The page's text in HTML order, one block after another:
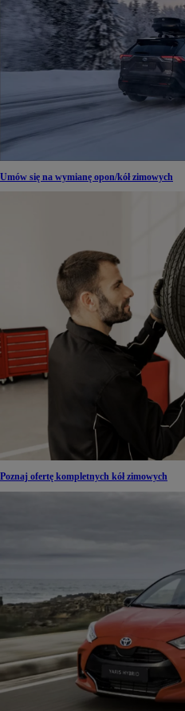
Umów się na wymianę opon/kół zimowych
Poznaj ofertę kompletnych kół zimowych